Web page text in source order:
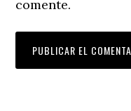
comente.